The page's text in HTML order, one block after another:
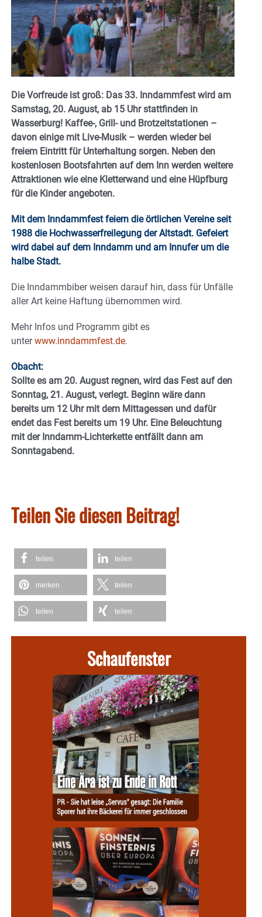
Die Vorfreude ist groß: Das 33. Inndammfest wird am
Samstag, 20. August, ab 15 Uhr stattfinden in
Wasserburg! Kaffee-, Grill- und Brotzeitstationen –
davon einige mit Live-Musik – werden wieder bei
freiem Eintritt für Unterhaltung sorgen. Neben den
kostenlosen Bootsfahrten auf dem Inn werden weitere
Attraktionen wie eine Kletterwand und eine Hüpfburg
für die Kinder angeboten.
Mit dem Inndammfest feiern die örtlichen Vereine seit
1988 die Hochwasserfreilegung der Altstadt. Gefeiert
wird dabei auf dem Inndamm und am Innufer um die
halbe Stadt.
Die Inndammbiber weisen darauf hin, dass für Unfälle
aller Art keine Haftung übernommen wird.
Mehr Infos und Programm gibt es
unterwww.inndammfest.de.
Obacht:
Sollte es am 20. August regnen, wird das Fest auf den
Sonntag, 21. August, verlegt. Beginn wäre dann
bereits um 12 Uhr mit dem Mittagessen und dafür
endet das Fest bereits um 19 Uhr. Eine Beleuchtung
mit der Inndamm-Lichterkette entfällt dann am
Sonntagabend.
Teilen Sie diesen Beitrag!
teilen teilen
merken teilen
teilen teilen
Schaufenster